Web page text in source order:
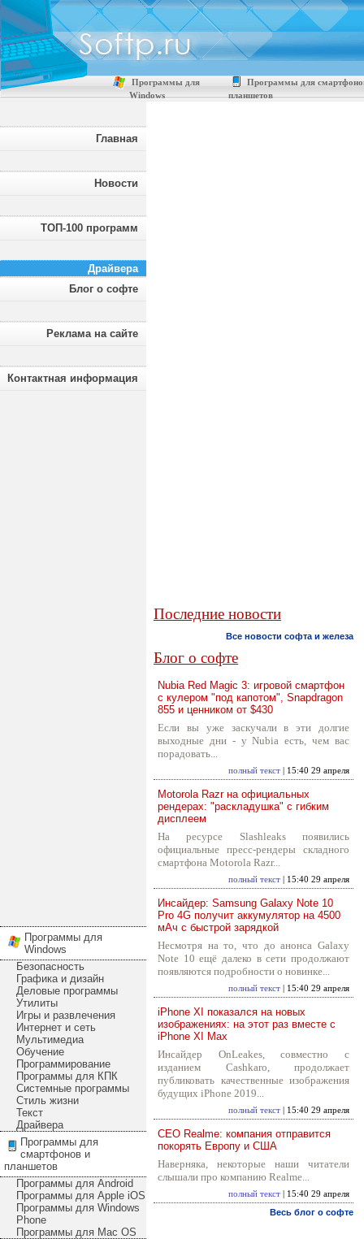
Программы для
Windows
Программы для
планшетов
Главная
Новости
ТОП-100 программ
Драйвера
Блог о софте
Реклама на сайте
Контактная информация
Программы для
Windows
Безопасность
Графика и дизайн
Деловые программы
Утилиты
Игры и развлечения
Интернет и сеть
Мультимедиа
Обучение
Программирование
Программы для КПК
Системные программы
Стиль жизни
Текст
Драйвера
Программы для
смартфонов и
планшетов
Программы для Android
Программы для Apple iOS
Программы для Windows
Phone
Программы для Mac OS
Последние новости
Все новости софта и железа
Блог о софте
Nubia Red Magic 3: игровой смартфон
с кулером "под капотом", Snapdragon
855 и ценником от $430
Если вы уже заскучали в эти долгие
выходные дни - у Nubia есть, чем вас
порадовать...
полный текст | 15:40 29 апреля
Motorola Razr на официальных
рендерах: "раскладушка" с гибким
дисплеем
На ресурсе Slashleaks появились
официальные пресс-рендеры складного
смартфона Motorola Razr...
полный текст | 15:40 29 апреля
Инсайдер: Samsung Galaxy Note 10
Pro 4G получит аккумулятор на 4500
мАч с быстрой зарядкой
Несмотря на то, что до анонса Galaxy
Note 10 ещё далеко в сети продолжают
появляются подробности о новинке...
полный текст | 15:40 29 апреля
iPhone XI показался на новых
изображениях: на этот раз вместе с
iPhone XI Max
Инсайдер OnLeakes, совместно с
изданием Cashkaro, продолжает
публиковать качественные изображения
будущих iPhone 2019...
полный текст | 15:40 29 апреля
CEO Realme: компания отправится
покорять Европу и США
Наверняка, некоторые наши читатели
слышали про компанию Realme...
полный текст | 15:40 29 апреля
Весь блог о софте